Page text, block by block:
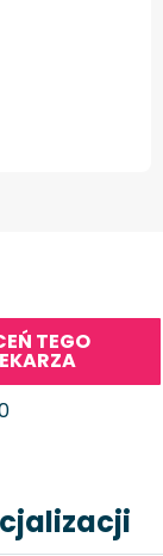
TEGO